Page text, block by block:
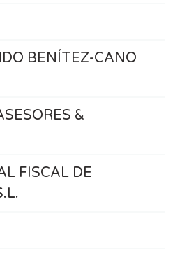
BENÍTEZ-CANO
&
FISCAL DE